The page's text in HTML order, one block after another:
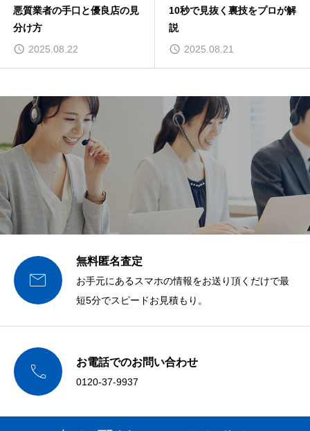
悪質業者の手口と優良店の見
分け方
2025.08.22
10秒で見抜く裏技をプロが解
説
2025.08.21

無料匿名査定
お手元にあるスマホの情報をお送り頂くだけで最
短5分でスピードお見積もり。
 お電話でのお問い合わせ
0120-37-9937